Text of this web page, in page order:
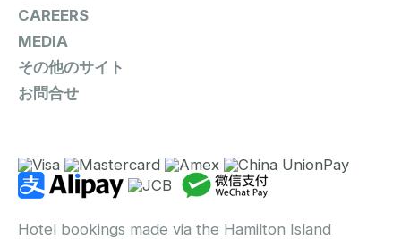
CAREERS
MEDIA
その他のサイト
お問合せ
Hotel bookings made via the Hamilton Island